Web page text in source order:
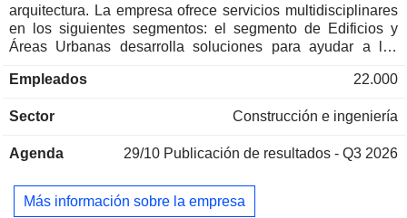
arquitectura. La empresa ofrece servicios multidisciplinares
en los siguientes segmentos: el segmento de Edificios y
Áreas Urbanas desarrolla soluciones para ayudar a las
atractivos para vivir; el segmento de Agua, Energía e
garantizan el acceso de la sociedad y la industria al agua
eficiencia en el uso de los recursos; El segmento de
soluciones de transporte sostenibles que permitan a las
ciudades y sociedades del futuro gestionar el crecimiento
Empleados 22.000
Sector Construcción e ingeniería
Agenda 29/10 Publicación de resultados - Q3 2026
Más información sobre la empresa